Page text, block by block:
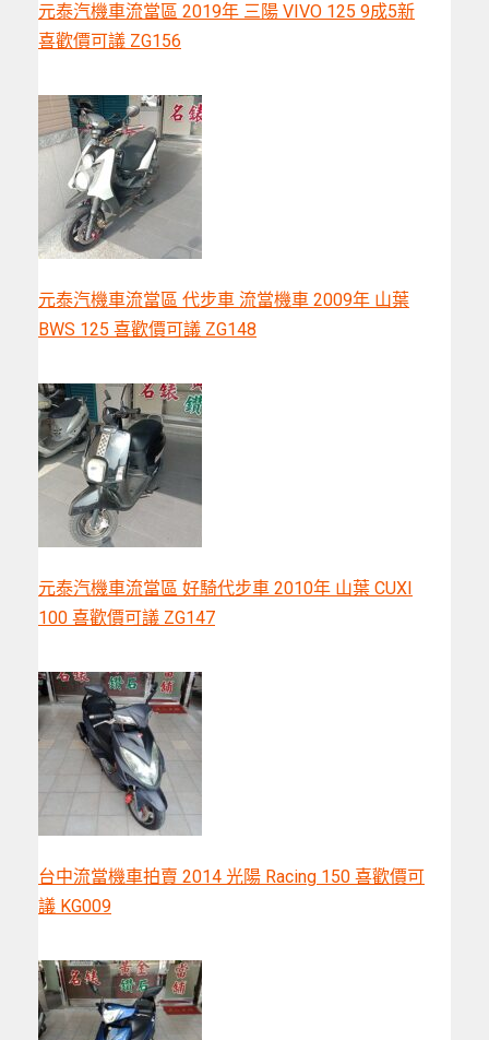
元泰汽機車流當區 2019年 三陽 VIVO 125 9成5新
喜歡價可議 ZG156
元泰汽機車流當區 代步車 流當機車 2009年 山葉
BWS 125 喜歡價可議 ZG148
元泰汽機車流當區 好騎代步車 2010年 山葉 CUXI
100 喜歡價可議 ZG147
台中流當機車拍賣 2014 光陽 Racing 150 喜歡價可
議 KG009